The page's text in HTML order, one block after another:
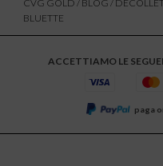
CVG GOLD / BLOG /
BLUETTE
ACCETTIAMO LE
paga